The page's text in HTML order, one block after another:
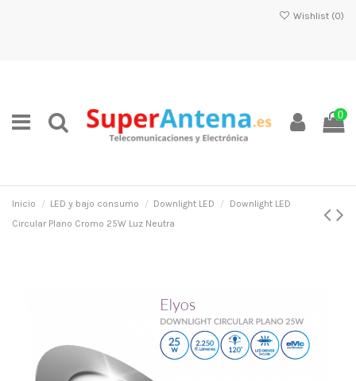
Wishlist (0)
0
Inicio LED y bajo consumo Downlight LED
Downlight LED
Circular Plano Cromo 25W Luz Neutra